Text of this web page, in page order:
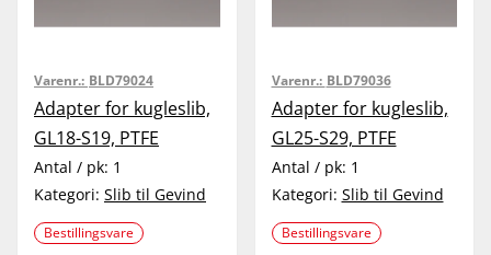
Varenr.: BLD79024
Adapter for kugleslib,
GL18-S19, PTFE
Antal / pk: 1
Kategori: Slib til Gevind
Bestillingsvare
Varenr.: BLD79036
Adapter for kugleslib,
GL25-S29, PTFE
Antal / pk: 1
Kategori: Slib til Gevind
Bestillingsvare